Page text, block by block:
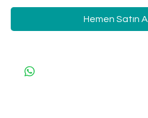
Hemen Satın Al